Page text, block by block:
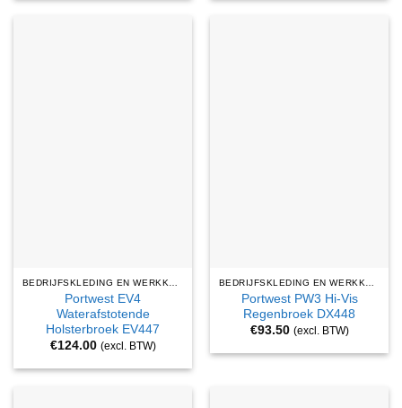
Portwest EV4
Waterafstotende
Holsterbroek EV447
€124.00 (excl. BTW)
Portwest PW3 Hi-Vis
Regenbroek DX448
€93.50 (excl. BTW)